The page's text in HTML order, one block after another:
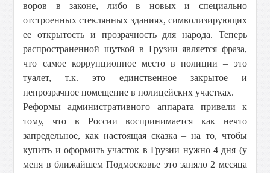
воров в законе, либо в новых и специально
отстроенных стеклянных зданиях, символизирующих
ее открытость и прозрачность для народа. Теперь
распространенной шуткой в Грузии является фраза,
что самое коррупционное место в полиции – это
туалет, т.к. это единственное закрытое и
непрозрачное помещение в полицейских участках.
Реформы административного аппарата привели к
тому, что в России воспринимается как нечто
запредельное, как настоящая сказка – на то, чтобы
купить и оформить участок в Грузии нужно 4 дня (у
меня в ближайшем Подмосковье это заняло 2 месяца